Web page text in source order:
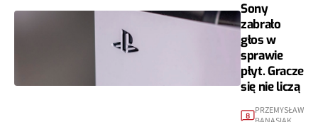
Sony
zabrało
głos w
sprawie
płyt. Gracze
się nie liczą
8
PRZEMYSŁAW